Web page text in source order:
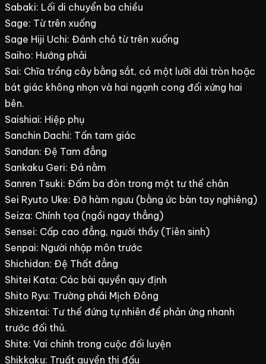
Sabaki: Lối di chuyển ba chiều
Sage: Từ trên xuống
Sage Hiji Uchi: Đánh chỏ từ trên xuống
Saiho: Hướng phải
Sai: Chĩa trồng cây bằng sắt, có một lưỡi dài tròn hoặc
bát giác không nhọn và hai ngạnh cong đối xứng hai
bên.
Saishiai: Hiệp phụ
Sanchin Dachi: Tấn tam giác
Sandan: Đệ Tam đẳng
Sankaku Geri: Đá nằm
Sanren Tsuki: Đấm ba đòn trong một tư thế chân
Sei Ryuto Uke: Đỡ hàm ngưu (bằng ức bàn tay nghiêng)
Seiza: Chính tọa (ngồi ngay thẳng)
Sensei: Cấp cao đẳng, người thầy (Tiên sinh)
Senpai: Người nhập môn trước
Shichidan: Đệ Thất đẳng
Shitei Kata: Các bài quyền quy định
Shito Ryu: Trường phái Mịch Đông
Shizentai: Tư thế đứng tự nhiên để phản ứng nhanh
trước đối thủ.
Shite: Vai chính trong cuộc đối luyện
Shikkaku: Truất quyền thi đấu